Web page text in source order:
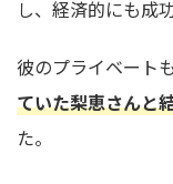
し、経済的にも成
彼のプライベート
ていた梨恵さんと
た。